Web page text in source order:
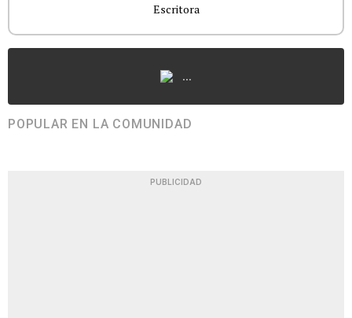
Escritora
...
POPULAR EN LA COMUNIDAD
PUBLICIDAD